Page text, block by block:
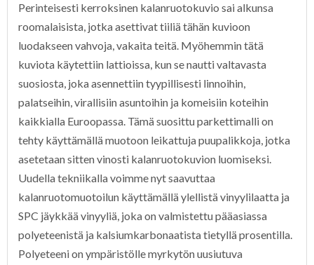
Perinteisesti kerroksinen kalanruotokuvio sai alkunsa
roomalaisista, jotka asettivat tiiliä tähän kuvioon
luodakseen vahvoja, vakaita teitä. Myöhemmin tätä
kuviota käytettiin lattioissa, kun se nautti valtavasta
suosiosta, joka asennettiin tyypillisesti linnoihin,
palatseihin, virallisiin asuntoihin ja komeisiin koteihin
kaikkialla Euroopassa. Tämä suosittu parkettimalli on
tehty käyttämällä muotoon leikattuja puupalikkoja, jotka
asetetaan sitten vinosti kalanruotokuvion luomiseksi.
Uudella tekniikalla voimme nyt saavuttaa
kalanruotomuotoilun käyttämällä ylellistä vinyylilaatta ja
SPC jäykkää vinyyliä, joka on valmistettu pääasiassa
polyeteenistä ja kalsiumkarbonaatista tietyllä prosentilla.
Polyeteeni on ympäristölle myrkytön uusiutuva